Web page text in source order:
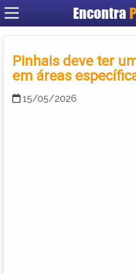
Encontra
Pinhais deve ter
em áreas
15/05/2026